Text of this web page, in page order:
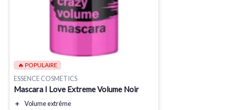
🔥 POPULAIRE
ESSENCE COSMETICS
Mascara I Love Extreme Volume Noir
＋
Volume extrême